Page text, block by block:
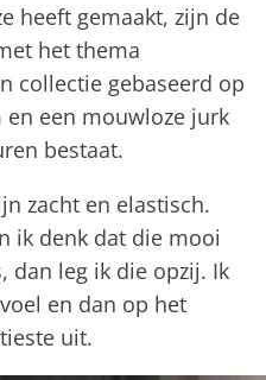
heeft gemaakt, zijn de
het thema
collectie gebaseerd op
een mouwloze jurk
bestaat.
zacht en elastisch.
ik denk dat die mooi
dan leg ik die opzij. Ik
en dan op het
uit.